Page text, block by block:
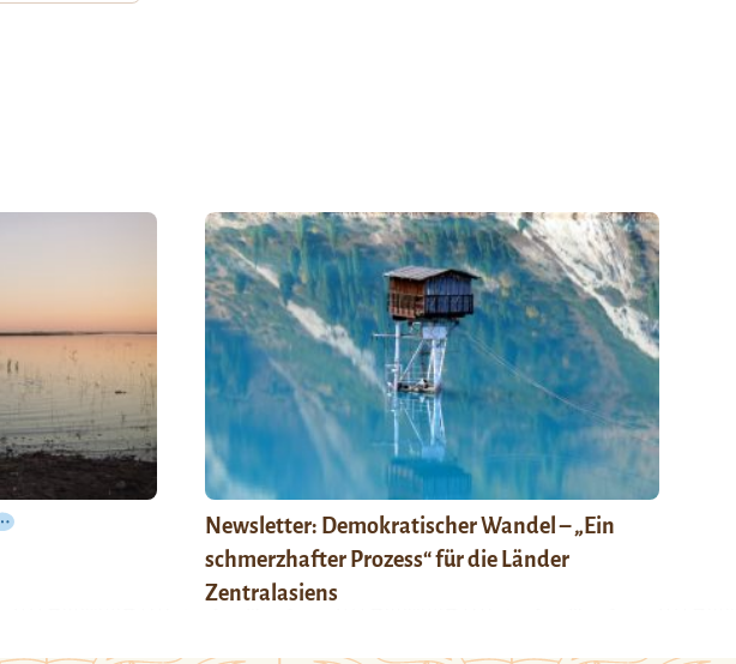
Newsletter: Demokratischer Wandel – „Ein
schmerzhafter Prozess“ für die Länder
Zentralasiens